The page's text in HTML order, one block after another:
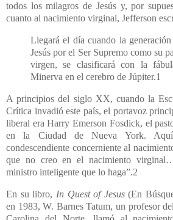
todos los milagros de Jesús y, por
cuanto al nacimiento virginal, Jefferson
Llegará el día cuando la
Jesús por el Ser Supremo como su
virgen, se clasificará con la
Minerva en el cerebro de Júpiter.1
A principios del siglo XX, cuando la
Crítica invadió este país, el portavoz
liberal era Harry Emerson Fosdick, el
en la Ciudad de Nueva York. Aquí
condescendiente concerniente al
que no creo en el nacimiento
ministro inteligente que lo haga”.2
En su libro, In Quest of Jesus(En
en 1983, W. Barnes Tatum, un profesor